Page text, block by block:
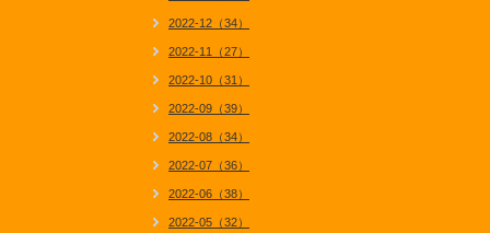
2022-12（34）
2022-11（27）
2022-10（31）
2022-09（39）
2022-08（34）
2022-07（36）
2022-06（38）
2022-05（32）